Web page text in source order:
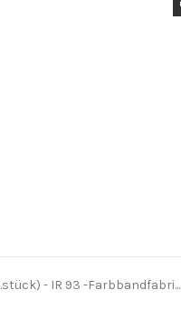
- IR 93 -Farbbandfabri...